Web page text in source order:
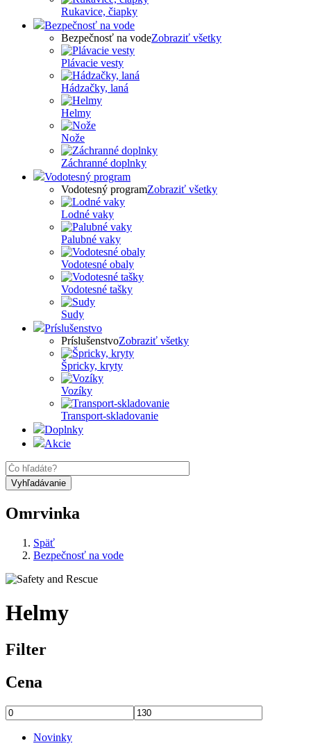
Rukavice, čiapky
Bezpečnosť na vode
Bezpečnosť na vodeZobraziť všetky
Plávacie vesty
Hádzačky, laná
Helmy
Nože
Záchranné doplnky
Vodotesný program
Vodotesný programZobraziť všetky
Lodné vaky
Palubné vaky
Vodotesné obaly
Vodotesné tašky
Sudy
Príslušenstvo
PríslušenstvoZobraziť všetky
Špricky, kryty
Vozíky
Transport-skladovanie
Doplnky
Akcie
Omrvinka
Späť
Bezpečnosť na vode
Helmy
Filter
Cena
Novinky